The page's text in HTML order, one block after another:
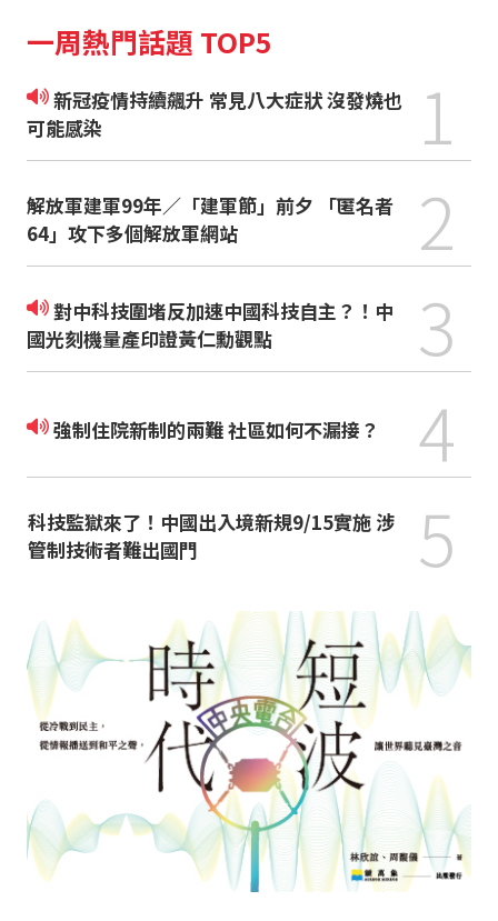
一周熱門話題 TOP5
新冠疫情持續飆升 常見八大症狀 沒發燒也
可能感染
1
解放軍建軍99年／「建軍節」前夕 「匿名者
64」攻下多個解放軍網站
2
對中科技圍堵反加速中國科技自主？！中
國光刻機量產印證黃仁勳觀點
3
強制住院新制的兩難 社區如何不漏接？ 4
科技監獄來了！中國出入境新規9/15實施 涉
管制技術者難出國門
5